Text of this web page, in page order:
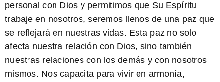
personal con Dios y permitimos que Su Espíritu
trabaje en nosotros, seremos llenos de una paz que
se reflejará en nuestras vidas. Esta paz no solo
afecta nuestra relación con Dios, sino también
nuestras relaciones con los demás y con nosotros
mismos. Nos capacita para vivir en armonía,